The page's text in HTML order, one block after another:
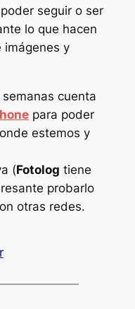
seguir o ser
lo que hacen
imágenes y
cuenta
para poder
estemos y
(Fotolog tiene
probarlo
otras redes.